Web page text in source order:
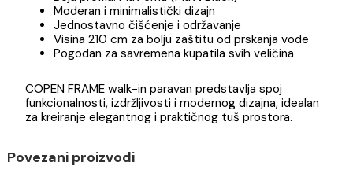
izuzetnu čvrstoću, stabilnost i dug vek trajanja.
konstrukcija bez vrata omogućava lak i nesmetan
ulazak u tuš zonu, vizuelno proširuje prostor i olakšava
održavanje kupatila.
Karakteristike:
Dimenzije: 900 x 2100 mm
Tip: Walk-in tuš paravan
Materijal stakla: Kaljeno staklo
Boja profila: Mat crna (Matt Black)